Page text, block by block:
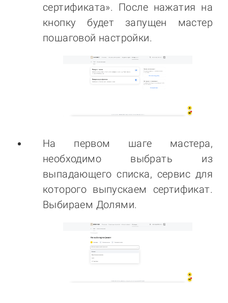
сертификата». После нажатия на
кнопку будет запущен мастер
пошаговой настройки.
На первом шаге мастера,
необходимо выбрать из
выпадающего списка, сервис для
которого выпускаем сертификат.
Выбираем Долями.